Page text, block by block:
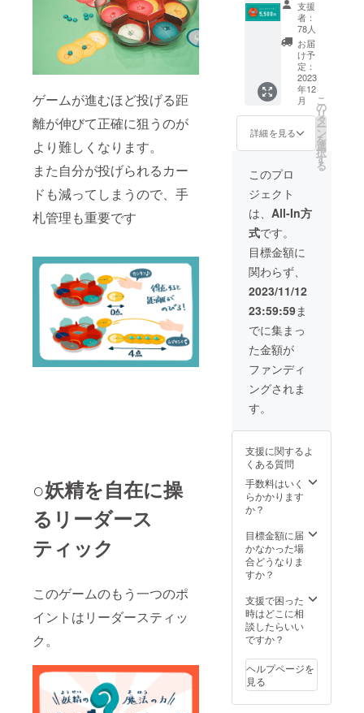
ゲームが進むほど投げる距
離が伸びて正確に狙うのが
より難しくなります。
また自分が投げられるカー
ドも減ってしまうので、手
札管理も重要です
○妖精を自在に操
るリーダース
ティック
このゲームのもう一つのポ
イントはリーダースティッ
ク。
、12月
10日
（日）
の２日
です。
当日お
渡しで
きな
かった
場合、
ゲーム
マー
ケット
運営の
判断や
災害等
のやむ
を得な
い事由
によ
り、出
店が不
可能と
なった
場合、
宅配で
のお届
けとな
料は着
払いに
なりま
す。予
めご了
承くだ
ラフレ
シアン
１セッ
トをお
届け
（送料
込） ・
お礼の
メッ
セージ
支援
者：
78人
お届
け予
定：
2023
年12
月
詳細を見る
こ
の
リ
タ
ー
ン
を
選
択
す
る
このプロ
ジェクト
は、 All-In方
式です。
目標金額に
関わらず、
2023/11/12
23:59:59ま
でに集まっ
た金額が
ファンディ
ングされま
す。
支援に関するよ
くある質問
手数料はいく
らかかります
か？
目標金額に届
かなかった場
合どうなりま
すか？
支援で困った
時はどこに相
談したらいい
ですか？
ヘルプページを
見る